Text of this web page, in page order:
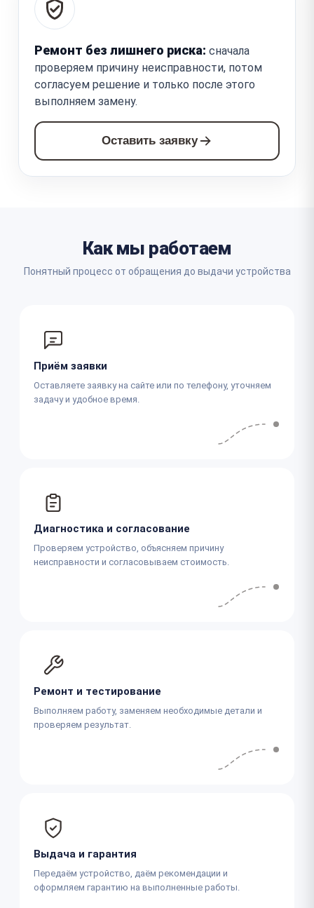
Ремонт без лишнего риска: сначала
проверяем причину неисправности, потом
согласуем решение и только после этого
выполняем замену.
Оставить заявку
Как мы работаем
Понятный процесс от обращения до выдачи устройства
Приём заявки
Оставляете заявку на сайте или по телефону, уточняем
задачу и удобное время.
Диагностика и согласование
Проверяем устройство, объясняем причину
неисправности и согласовываем стоимость.
Ремонт и тестирование
Выполняем работу, заменяем необходимые детали и
проверяем результат.
Выдача и гарантия
Передаём устройство, даём рекомендации и
оформляем гарантию на выполненные работы.